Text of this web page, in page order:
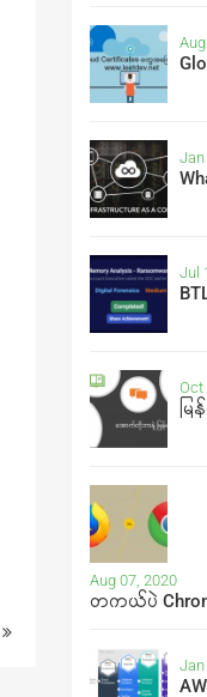
Jan
Jul
Oct
မ
Aug 07, 2020
တကယ်ပဲ
Jan